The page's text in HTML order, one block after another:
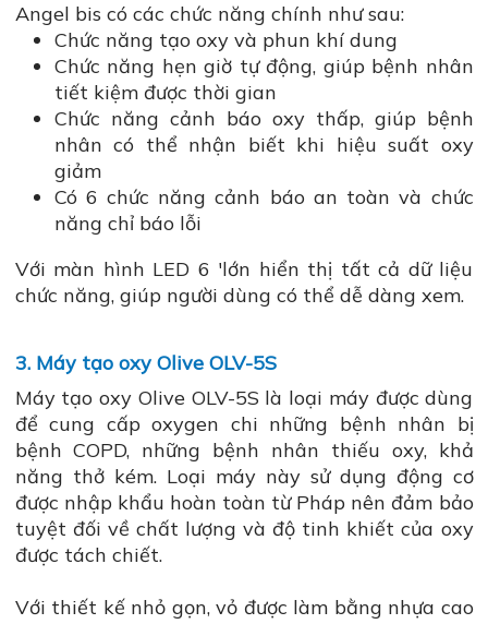
Angel bis có các chức năng chính như sau:
Chức năng tạo oxy và phun khí dung
Chức năng hẹn giờ tự động, giúp bệnh nhân
tiết kiệm được thời gian
Chức năng cảnh báo oxy thấp, giúp bệnh
nhân có thể nhận biết khi hiệu suất oxy
giảm
Có 6 chức năng cảnh báo an toàn và chức
năng chỉ báo lỗi
Với màn hình LED 6 'lớn hiển thị tất cả dữ liệu
chức năng, giúp người dùng có thể dễ dàng xem.
3. Máy tạo oxy Olive OLV-5S
Máy tạo oxy Olive OLV-5S là loại máy được dùng
để cung cấp oxygen chi những bệnh nhân bị
bệnh COPD, những bệnh nhân thiếu oxy, khả
năng thở kém. Loại máy này sử dụng động cơ
được nhập khẩu hoàn toàn từ Pháp nên đảm bảo
tuyệt đối về chất lượng và độ tinh khiết của oxy
được tách chiết.
Với thiết kế nhỏ gọn, vỏ được làm bằng nhựa cao